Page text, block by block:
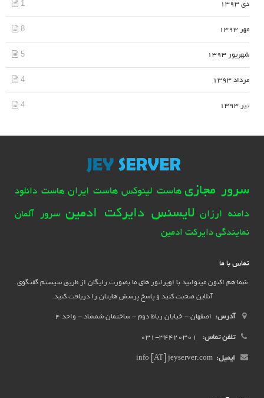
دی 1393 1
مهر 1393 8
شهریور 1393 5
مرداد 1393 4
تیر 1393 4
سرور مجازی هاست لینوکس هاست ایران هاست دانلود
دامنه ارزان لایسنس دایرکت ادمین سرور آلمان
نمایندگی دایرکت ادمین
تماس با ما
شما هم اکنون میتوانید با اوپراتور های ما بصورت رایگان از طریق سیستم گفتگوی
آنلاین صحبت کنید و پاسخ پرسش هایتان را دریافت کنید.
آدرس: اصفهان - خیابان رباط دوم - ساختمان شمشاد - واحد 4
تلفن تماس:
ایمیل: